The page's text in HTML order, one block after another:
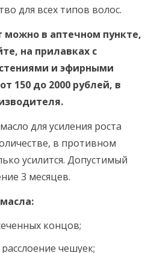
для всех типов волос.
можно в аптечном пункте,
на прилавках с
и эфирными
150 до 2000 рублей, в
для усиления роста
в противном
усилится. Допустимый
3 месяцев.
концов;
чешуек;